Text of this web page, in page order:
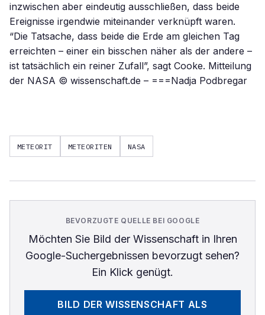
inzwischen aber eindeutig ausschließen, dass beide
Ereignisse irgendwie miteinander verknüpft waren.
“Die Tatsache, dass beide die Erde am gleichen Tag
erreichten – einer ein bisschen näher als der andere –
ist tatsächlich ein reiner Zufall”, sagt Cooke. Mitteilung
der NASA © wissenschaft.de – ===Nadja Podbregar
METEORIT METEORITEN NASA
BEVORZUGTE QUELLE BEI GOOGLE
Möchten Sie Bild der Wissenschaftin Ihren
Google-Suchergebnissen bevorzugt sehen?
Ein Klick genügt.
BILD DER WISSENSCHAFT ALS